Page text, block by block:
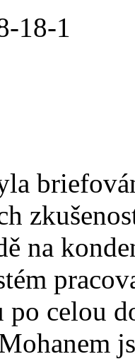
18-1
na
celou